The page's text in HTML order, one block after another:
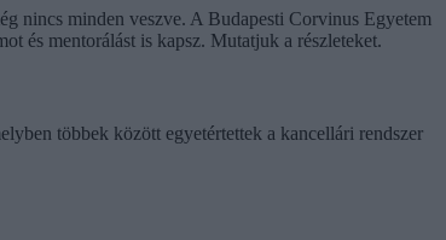
nincs minden veszve. A Budapesti Corvinus Egyetem
és mentorálást is kapsz. Mutatjuk a részleteket.
többek között egyetértettek a kancellári rendszer